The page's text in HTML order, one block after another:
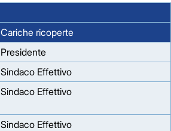
Cariche ricoperte
Presidente
Sindaco Effettivo
Sindaco Effettivo
Sindaco Effettivo